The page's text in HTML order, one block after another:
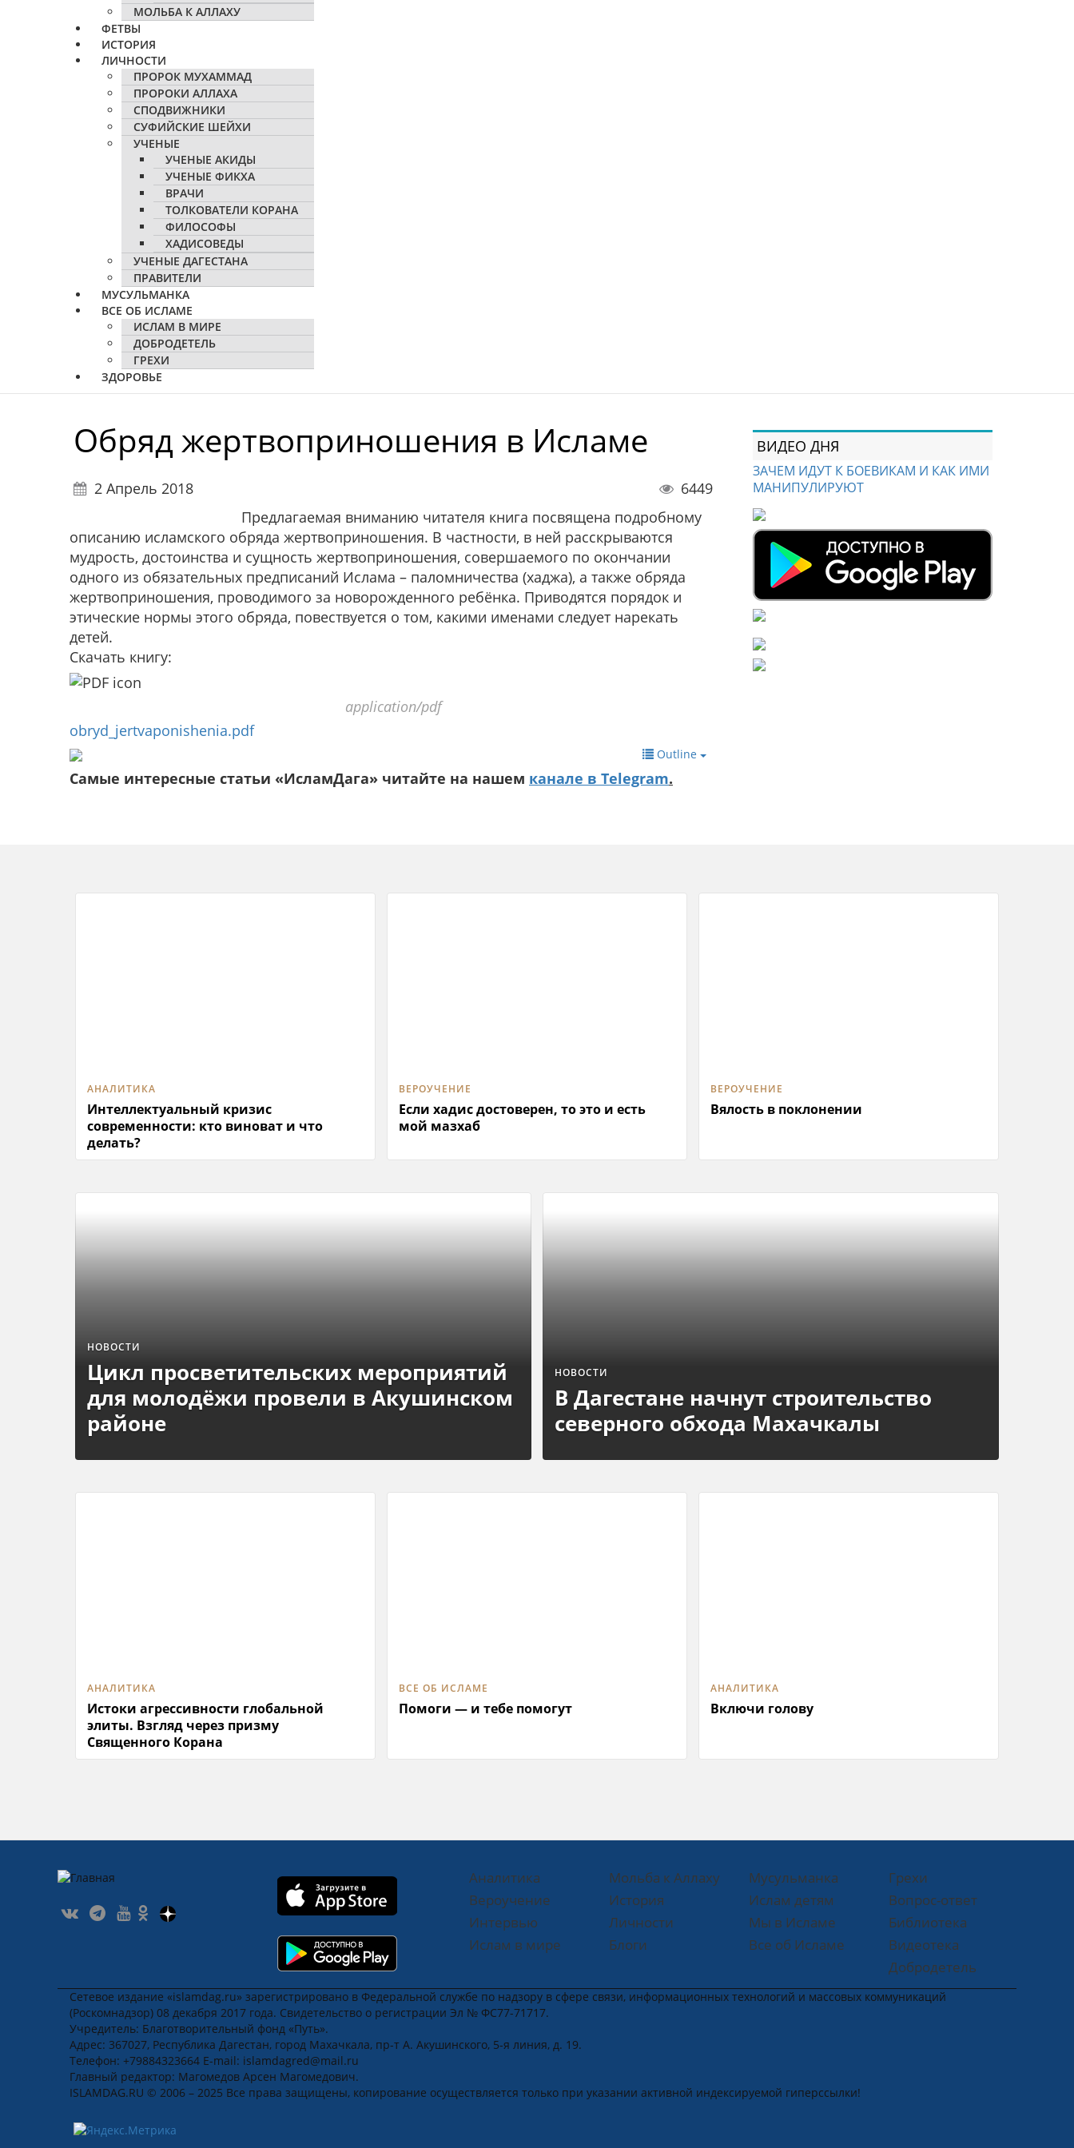
МОЛЬБА К АЛЛАХУ
ФЕТВЫ
ИСТОРИЯ
ЛИЧНОСТИ
ПРОРОК МУХАММАД
ПРОРОКИ АЛЛАХА
СПОДВИЖНИКИ
СУФИЙСКИЕ ШЕЙХИ
УЧЕНЫЕ
УЧЕНЫЕ АКИДЫ
УЧЕНЫЕ ФИКХА
ВРАЧИ
ТОЛКОВАТЕЛИ КОРАНА
ФИЛОСОФЫ
ХАДИСОВЕДЫ
УЧЕНЫЕ ДАГЕСТАНА
ПРАВИТЕЛИ
МУСУЛЬМАНКА
ВСЕ ОБ ИСЛАМЕ
ИСЛАМ В МИРЕ
ДОБРОДЕТЕЛЬ
ГРЕХИ
ЗДОРОВЬЕ
Обряд жертвоприношения в Исламе
2 Апрель 2018
6449
Предлагаемая вниманию читателя книга посвящена подробному
описанию исламского обряда жертвоприношения. В частности, в ней расскрываются
мудрость, достоинства и сущность жертвоприношения, совершаемого по окончании
одного из обязательных предписаний Ислама – паломничества (хаджа), а также обряда
жертвоприношения, проводимого за новорожденного ребёнка. Приводятся порядок и
этические нормы этого обряда, повествуется о том, какими именами следует нарекать
детей.
Скачать книгу:
application/pdf
obryd_jertvaponishenia.pdf
Outline
Самые интересные статьи «ИсламДага» читайте на нашем канале в Telegram.
ВИДЕО ДНЯ
ЗАЧЕМ ИДУТ К БОЕВИКАМ И КАК ИМИ
МАНИПУЛИРУЮТ
АНАЛИТИКА
Интеллектуальный кризис
современности: кто виноват и что
делать?
ВЕРОУЧЕНИЕ
Если хадис достоверен, то это и есть
мой мазхаб
ВЕРОУЧЕНИЕ
Вялость в поклонении
НОВОСТИ
Цикл просветительских мероприятий
для молодёжи провели в Акушинском
районе
НОВОСТИ
В Дагестане начнут строительство
северного обхода Махачкалы
АНАЛИТИКА
Истоки агрессивности глобальной
элиты. Взгляд через призму
Священного Корана
ВСЕ ОБ ИСЛАМЕ
Помоги — и тебе помогут
АНАЛИТИКА
Включи голову
Аналитика
Вероучение
Интервью
Ислам в мире
Мольба к Аллаху
История
Личности
Блоги
Мусульманка
Ислам детям
Мы в Исламе
Все об Исламе
Грехи
Вопрос-ответ
Библиотека
Видеотека
Добродетель
Сетевое издание «islamdag.ru» зарегистрировано в Федеральной службе по надзору в сфере связи, информационных технологий и массовых коммуникаций
(Роскомнадзор) 08 декабря 2017 года. Свидетельство о регистрации Эл № ФС77-71717.
Учредитель: Благотворительный фонд «Путь».
Адрес: 367027, Республика Дагестан, город Махачкала, пр-т А. Акушинского, 5-я линия, д. 19.
Телефон: +79884323664 E-mail: islamdagred@mail.ru
Главный редактор: Магомедов Арсен Магомедович.
ISLAMDAG.RU © 2006 – 2025 Все права защищены, копирование осуществляется только при указании активной индексируемой гиперссылки!